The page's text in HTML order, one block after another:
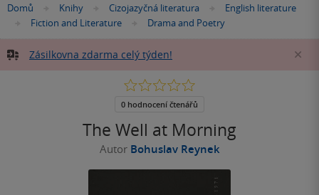
Nacházíte
Domů »Knihy »Cizojazyčná literatura »English literature
»Fiction and Literature »
Drama and Poetry
Zásilkovna zdarma celý týden!
The Well at Morning
Autor Bohuslav Reynek
0.0
5
0 hodnocení čtenářů